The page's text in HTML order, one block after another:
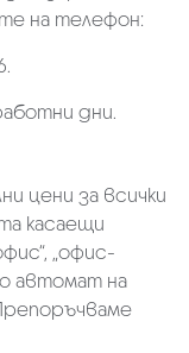
на телефон:
дни.
цени за всички
касаещи
„oфис-
автомат на